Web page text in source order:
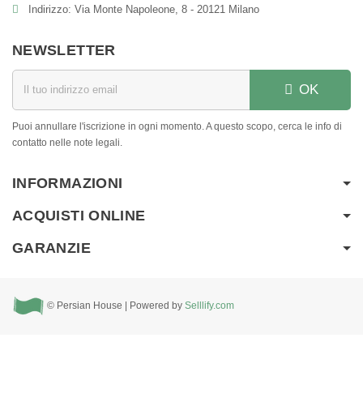
Indirizzo: Via Monte Napoleone, 8 - 20121 Milano
NEWSLETTER
OK
Puoi annullare l'iscrizione in ogni momento. A questo scopo, cerca le info di
contatto nelle note legali.
INFORMAZIONI
ACQUISTI ONLINE
GARANZIE
© Persian House | Powered by Selllify.com